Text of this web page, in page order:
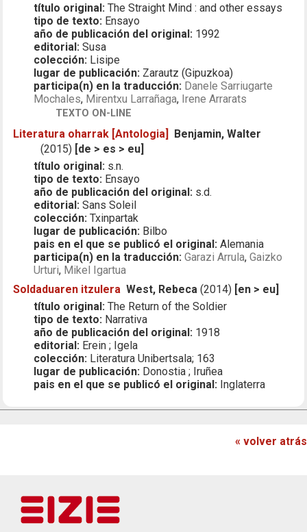
título original: The Straight Mind : and other essays
tipo de texto: Ensayo
año de publicación del original: 1992
editorial: Susa
colección: Lisipe
lugar de publicación: Zarautz (Gipuzkoa)
participa(n) en la traducción: Danele Sarriugarte
Mochales, Mirentxu Larrañaga, Irene Arrarats
TEXTO ON-LINE
Literatura oharrak [Antologia]
Benjamin, Walter
(2015) [de > es > eu]
título original: s.n.
tipo de texto: Ensayo
año de publicación del original: s.d.
editorial: Sans Soleil
colección: Txinpartak
lugar de publicación: Bilbo
pais en el que se publicó el original: Alemania
participa(n) en la traducción: Garazi Arrula,Gaizko
Urturi, Mikel Igartua
Soldaduaren itzulera West, Rebeca (2014) [en > eu]
título original: The Return of the Soldier
tipo de texto: Narrativa
año de publicación del original: 1918
editorial: Erein ; Igela
colección: Literatura Unibertsala; 163
lugar de publicación: Donostia ; Iruñea
pais en el que se publicó el original: Inglaterra
« volver atrás